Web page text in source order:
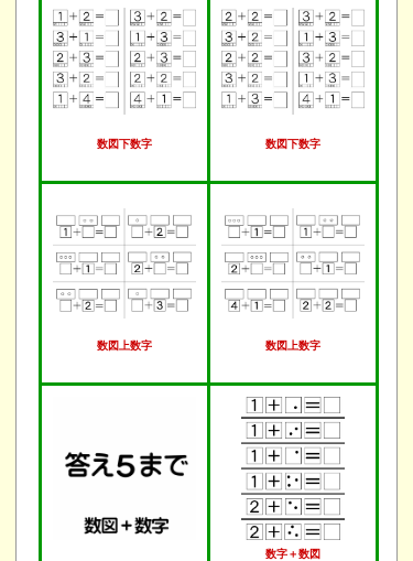
数図下数字 数図下数字
数図上数字 数図上数字
数字＋数図